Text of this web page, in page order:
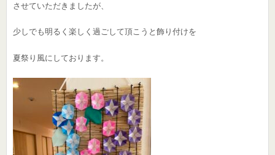
させていただきましたが、
少しでも明るく楽しく過ごして頂こうと飾り付けを
夏祭り風にしております。